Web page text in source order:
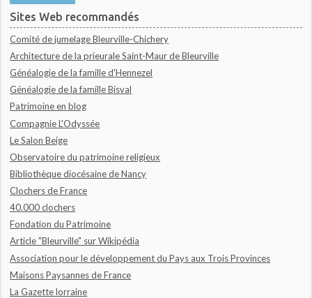
Sites Web recommandés
Comité de jumelage Bleurville-Chichery
Architecture de la prieurale Saint-Maur de Bleurville
Généalogie de la famille d'Hennezel
Généalogie de la famille Bisval
Patrimoine en blog
Compagnie L'Odyssée
Le Salon Beige
Observatoire du patrimoine religieux
Bibliothèque diocésaine de Nancy
Clochers de France
40.000 clochers
Fondation du Patrimoine
Article "Bleurville" sur Wikipédia
Association pour le développement du Pays aux Trois Provinces
Maisons Paysannes de France
La Gazette lorraine